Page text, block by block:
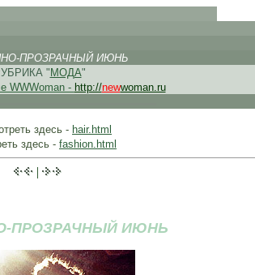
ПРОЗРАЧНЫЙ ИЮНЬ
"МОДА"
WWWoman - http://newwoman.ru
здесь - hair.html
здесь - fashion.html
|
ПРОЗРАЧНЫЙ ИЮНЬ